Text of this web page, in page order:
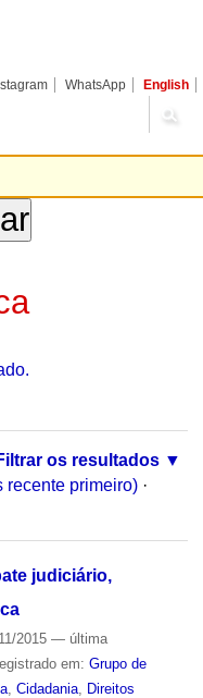
WhatsApp English
os resultados
recente primeiro) ·
judiciário,
2015 — última
em: Grupo de
, Cidadania,
Direitos